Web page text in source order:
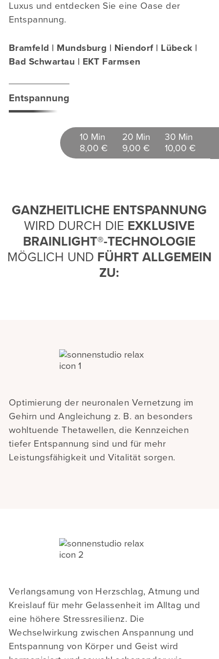
Luxus und entdecken Sie eine Oase der
Entspannung.
Bramfeld | Mundsburg | Niendorf | Lübeck |
Bad Schwartau | EKT Farmsen
Entspannung
10 Min
8,00 €
20 Min
9,00 €
30 Min
10,00 €
GANZHEITLICHE ENTSPANNUNG
WIRD DURCH DIE EXKLUSIVE
BRAINLIGHT®-TECHNOLOGIE
MÖGLICH UND FÜHRT ALLGEMEIN
ZU:
Optimierung der neuronalen Vernetzung im
Gehirn und Angleichung z. B. an besonders
wohltuende Thetawellen, die Kennzeichen
tiefer Entspannung sind und für mehr
Leistungsfähigkeit und Vitalität sorgen.
Verlangsamung von Herzschlag, Atmung und
Kreislauf für mehr Gelassenheit im Alltag und
eine höhere Stressresilienz. Die
Wechselwirkung zwischen Anspannung und
Entspannung von Körper und Geist wird